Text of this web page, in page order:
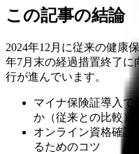
この記事の結論
2024年12月に従来の健康
年7月末の経過措置終了
行が進んでいます。
マイナ保険証導入で
か（従来との比較）
オンライン資格確認
るためのコツ